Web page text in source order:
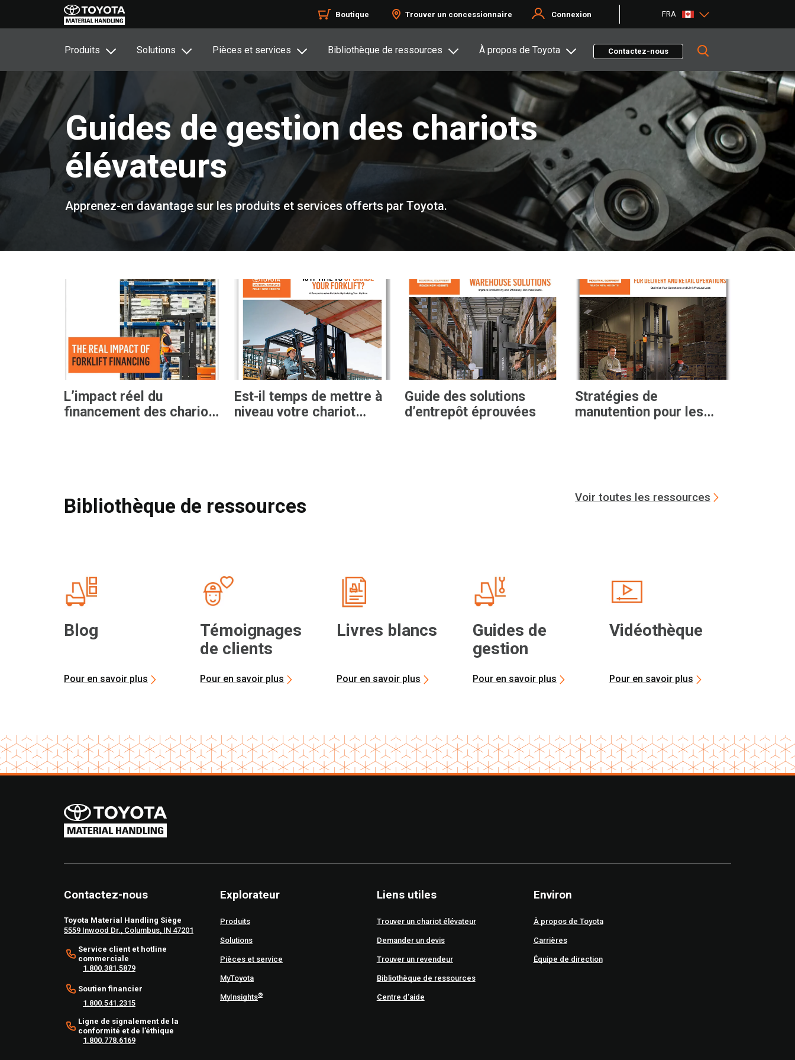
Boutique Trouver un concessionnaire Connexion FRA
Produits Solutions Pièces et services Bibliothèque de ressources À propos de Toyota Contactez-nous
Guides de gestion des chariots
élévateurs
Apprenez-en davantage sur les produits et services offerts par Toyota.
L’impact réel du
financement des chariots
Est-il temps de mettre à
niveau votre chariot
Guide des solutions
d’entrepôt éprouvées
Stratégies de
manutention pour les
Bibliothèque de ressources Voir toutes les ressources
Blog
Pour en savoir plus
Témoignages
de clients
Pour en savoir plus
Livres blancs
Pour en savoir plus
Guides de
gestion
Pour en savoir plus
Vidéothèque
Pour en savoir plus
Contactez-nous
Toyota Material Handling Siège
5559 Inwood Dr., Columbus, IN 47201
Service client et hotline
commerciale
1.800.381.5879
Soutien financier
1.800.541.2315
Ligne de signalement de la
conformité et de l’éthique
1.800.778.6169
Explorateur
Produits
Solutions
Pièces et service
MyToyota
MyInsights®
Liens utiles
Trouver un chariot élévateur
Demander un devis
Trouver un revendeur
Bibliothèque de ressources
Centre d’aide
Environ
À propos de Toyota
Carrières
Équipe de direction